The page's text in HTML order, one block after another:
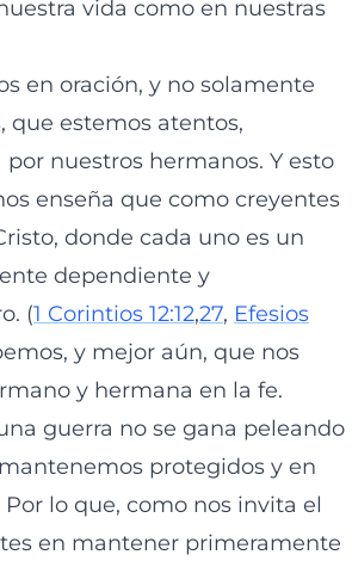
vida como en nuestras
en oración, y no solamente
que estemos atentos,
nuestros hermanos. Y esto
enseña que como creyentes
donde cada uno es un
dependiente y
(1 Corintios 12:12,27, Efesios
y mejor aún, que nos
y hermana en la fe.
guerra no se gana peleando
protegidos y en
lo que, como nos invita el
en mantener primeramente